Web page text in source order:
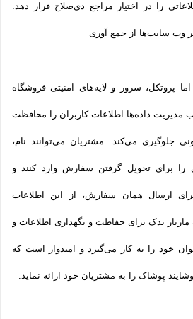
را در اختیار مراجع ذی‌صلاح قرار دهد.
وب سایت‌ها از جمع آوری
پروتکل، سرور و لایه‌های امنیتی فروشگاه
مدیریت داده‌ها اطلاعات کاربران را محافظت
جلوگیری می‌کند. مشتریان می‌توانند نام،
برای تحویل گرفتن سفارش وارد کنند و
ارسال همان سفارش، از این اطلاعات
مازیار یدک برای حفاظت و نگهداری اطلاعات و
خود را به کار می‌گیرد و امیدوار است که
پوشاک را به مشتریان خود ارائه نماید.